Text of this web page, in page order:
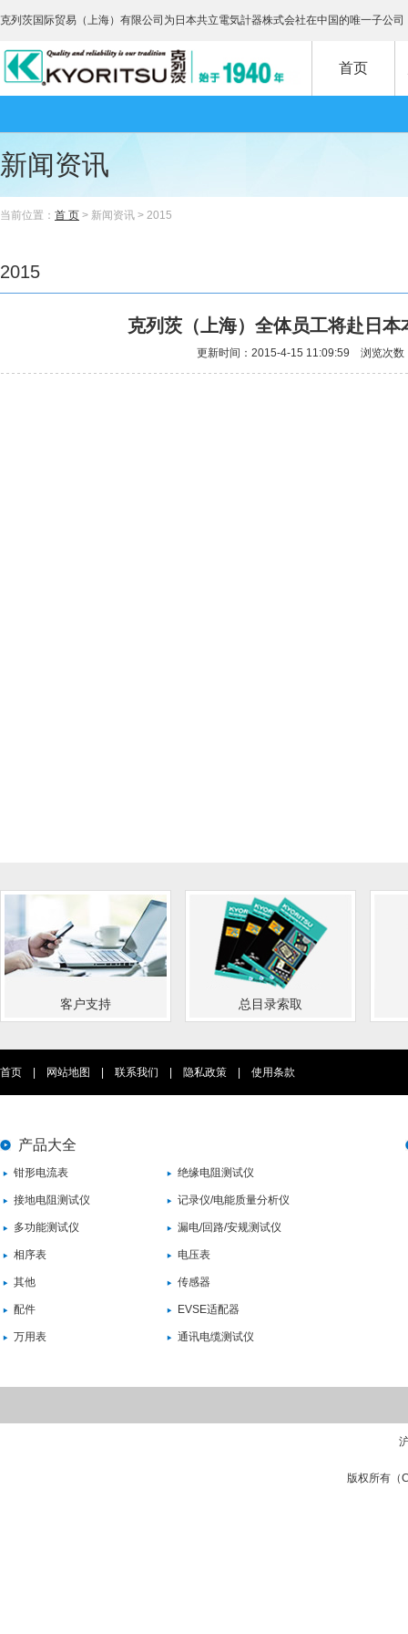
克列茨国际贸易（上海）有限公司为日本共立電気計器株式会社在中国的唯一子公司
首页
新闻资讯
当前位置： 首 页 > 新闻资讯 > 2015
2015
克列茨（上海）全体员工将赴日本
更新时间：2015-4-15 11:09:59 浏览次数
客户支持 总目录索取
首页 网站地图 联系我们 隐私政策 使用条款
产品大全
钳形电流表 绝缘电阻测试仪
接地电阻测试仪 记录仪/电能质量分析仪
多功能测试仪 漏电/回路/安规测试仪
相序表 电压表
其他 传感器
配件 EVSE适配器
万用表 通讯电缆测试仪
版权所有（